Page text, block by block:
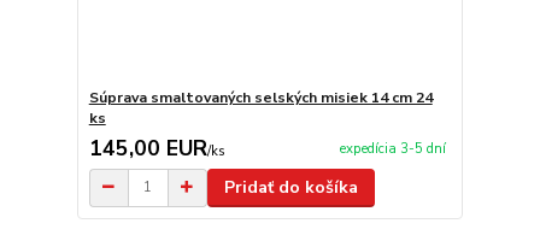
Súprava smaltovaných selských misiek 14 cm 24
ks
145,00 EUR/ks expedícia 3-5 dní
Pridať do košíka